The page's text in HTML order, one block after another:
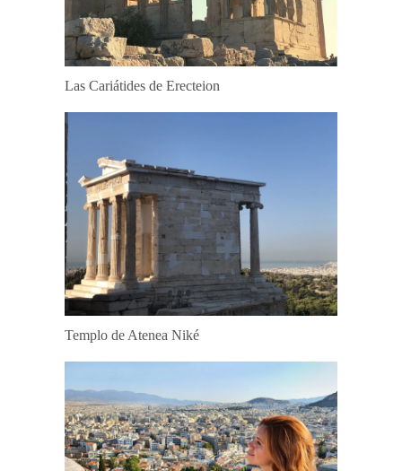
Las Cariátides de Erecteion
Templo de Atenea Niké